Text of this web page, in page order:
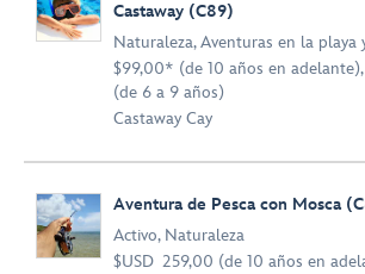
Castaway (C89)
Naturaleza,Aventuras en la playa
$99,00* (de 10 años en
(de 6 a 9 años)
Castaway Cay
Aventura de Pesca con Mosca
Activo, Naturaleza
$USD 259,00 (de 10 años en